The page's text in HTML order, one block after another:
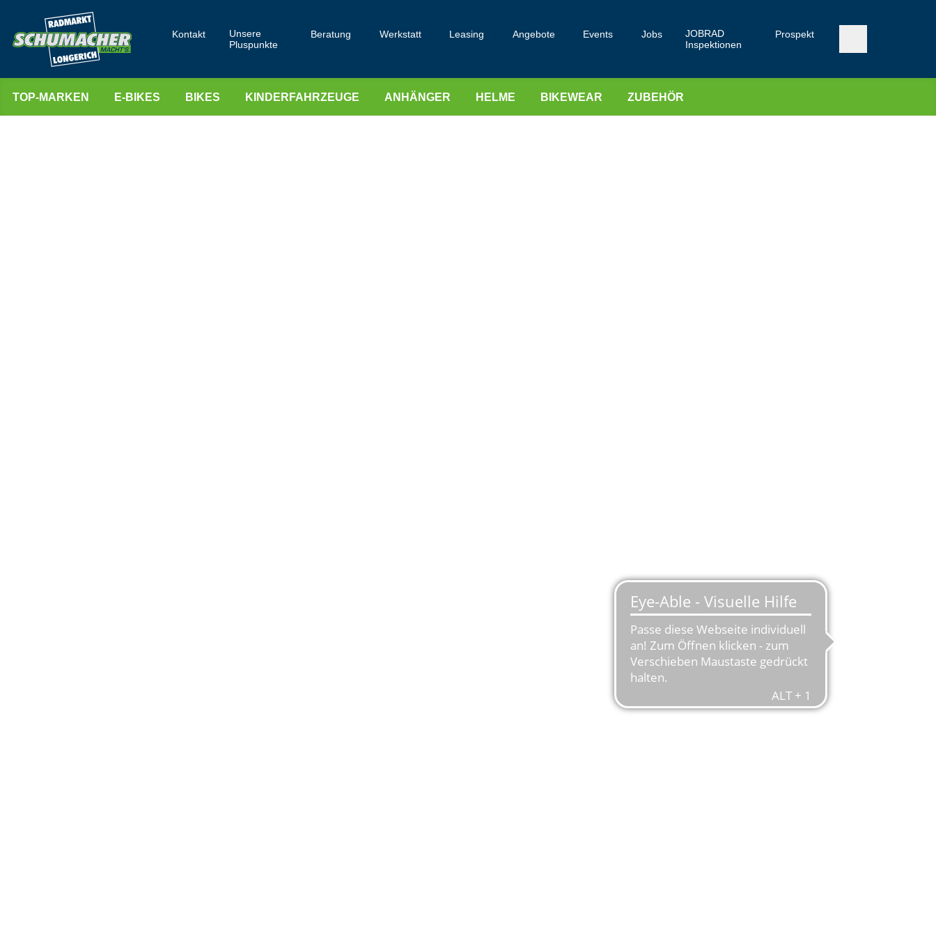
Kontakt
Unsere
Pluspunkte
Beratung Werkstatt Leasing Angebote Events Jobs
JOBRAD
Inspektionen
Prospekt
TOP-MARKEN E-BIKES BIKES KINDERFAHRZEUGE ANHÄNGER HELME BIKEWEAR ZUBEHÖR